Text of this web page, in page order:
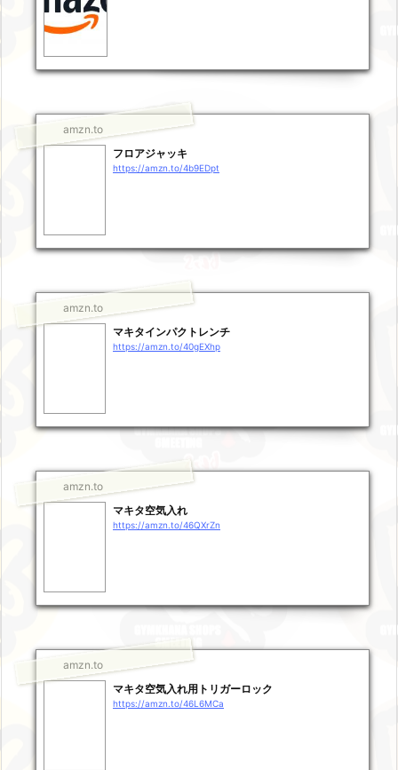
amzn.to
フロアジャッキ
https://amzn.to/4b9EDpt
amzn.to
マキタインパクトレンチ
https://amzn.to/40gEXhp
amzn.to
マキタ空気入れ
https://amzn.to/46QXrZn
amzn.to
マキタ空気入れ用トリガーロック
https://amzn.to/46L6MCa